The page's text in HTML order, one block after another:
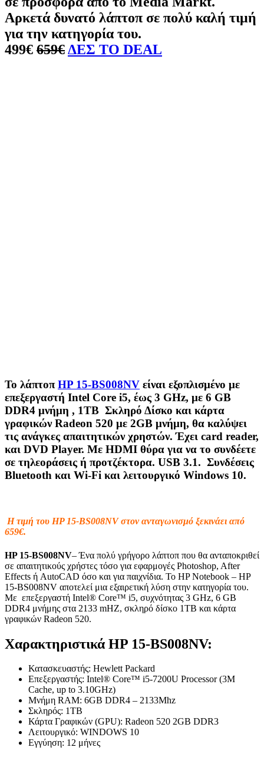
Αρκετά δυνατό λάπτοπ σε πολύ καλή τιμή
για την κατηγορία του.
499€ 659€ΔΕΣ ΤΟ DEAL
To λάπτοπHP 15-BS008NV είναι εξοπλισμένο με
επεξεργαστή Intel Core i5, έως 3 GHz, με 6 GB
DDR4 μνήμη , 1TB Σκληρό Δίσκο και κάρτα
γραφικών Radeon 520 με 2GB μνήμη, θα καλύψει
τις ανάγκες απαιτητικών χρηστών. Έχει card reader,
και DVD Player. Με HDMI θύρα για να το συνδέετε
σε τηλεοράσεις ή προτζέκτορα. USB 3.1. Συνδέσεις
Bluetooth και Wi-Fi και λειτουργικό Windows 10.
Η τιμή του HP 15-BS008NV στον ανταγωνισμό ξεκινάει από
659€.
HP 15-BS008NV– Ένα πολύ γρήγορο λάπτοπ που θα ανταποκριθεί
σε απαιτητικούς χρήστες τόσο για εφαρμογές Photoshop, After
Effects ή AutoCAD όσο και για παιχνίδια. Το HP Notebook – HP
15-BS008NV αποτελεί μια εξαιρετική λύση στην κατηγορία του.
Με επεξεργαστή Intel® Core™ i5, συχνότητας 3 GHz, 6 GB
DDR4 μνήμης στα 2133 mHZ, σκληρό δίσκο 1TB και κάρτα
γραφικών Radeon 520.
Χαρακτηριστικά HP 15-BS008NV:
Κατασκευαστής: Hewlett Packard
Επεξεργαστής: Intel® Core™ i5-7200U Processor (3M
Cache, up to 3.10GHz)
Μνήμη RAM: 6GB DDR4 – 2133Mhz
Σκληρός: 1ΤΒ
Κάρτα Γραφικών (GPU): Radeon 520 2GB DDR3
Λειτουργικό: WINDOWS 10
Εγγύηση: 12 μήνες